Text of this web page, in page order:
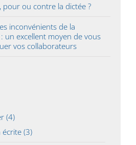
pour ou contre la dictée ?
inconvénients de la
un excellent moyen de vous
vos collaborateurs
(4)
(3)